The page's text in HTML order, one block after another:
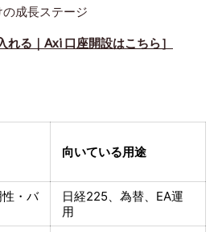
成長ステージ
る｜Axi 口座開設はこちら］
向いている用途
・バ
日経225、為替、EA運
用